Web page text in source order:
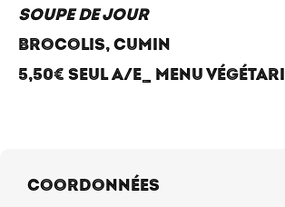
SOUPE DE JOUR
BROCOLIS, CUMIN
5,50€ SEUL A/E_ MENU
COORDONNÉES